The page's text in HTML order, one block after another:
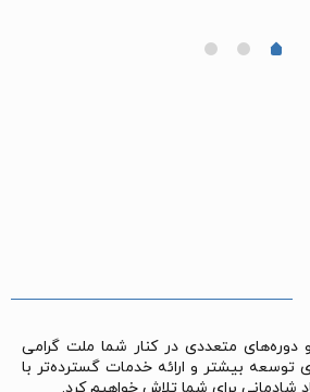
دوره‌های متعددی در کنار شما ملت گرامی
توسعه بیشتر و ارائه خدمات گسترده‌تر با
شادمانی برای شما تلاش خواهیم کرد.